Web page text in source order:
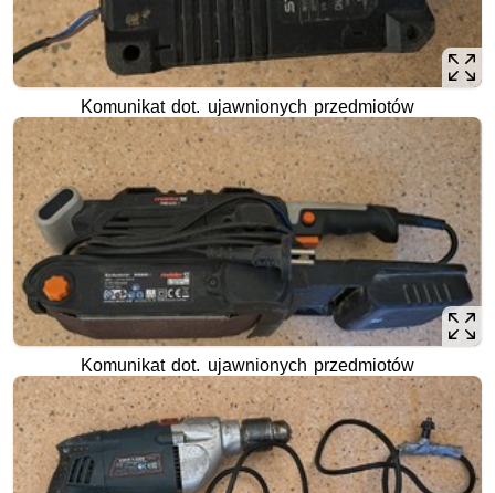
Komunikat dot. ujawnionych przedmiotów
Komunikat dot. ujawnionych przedmiotów